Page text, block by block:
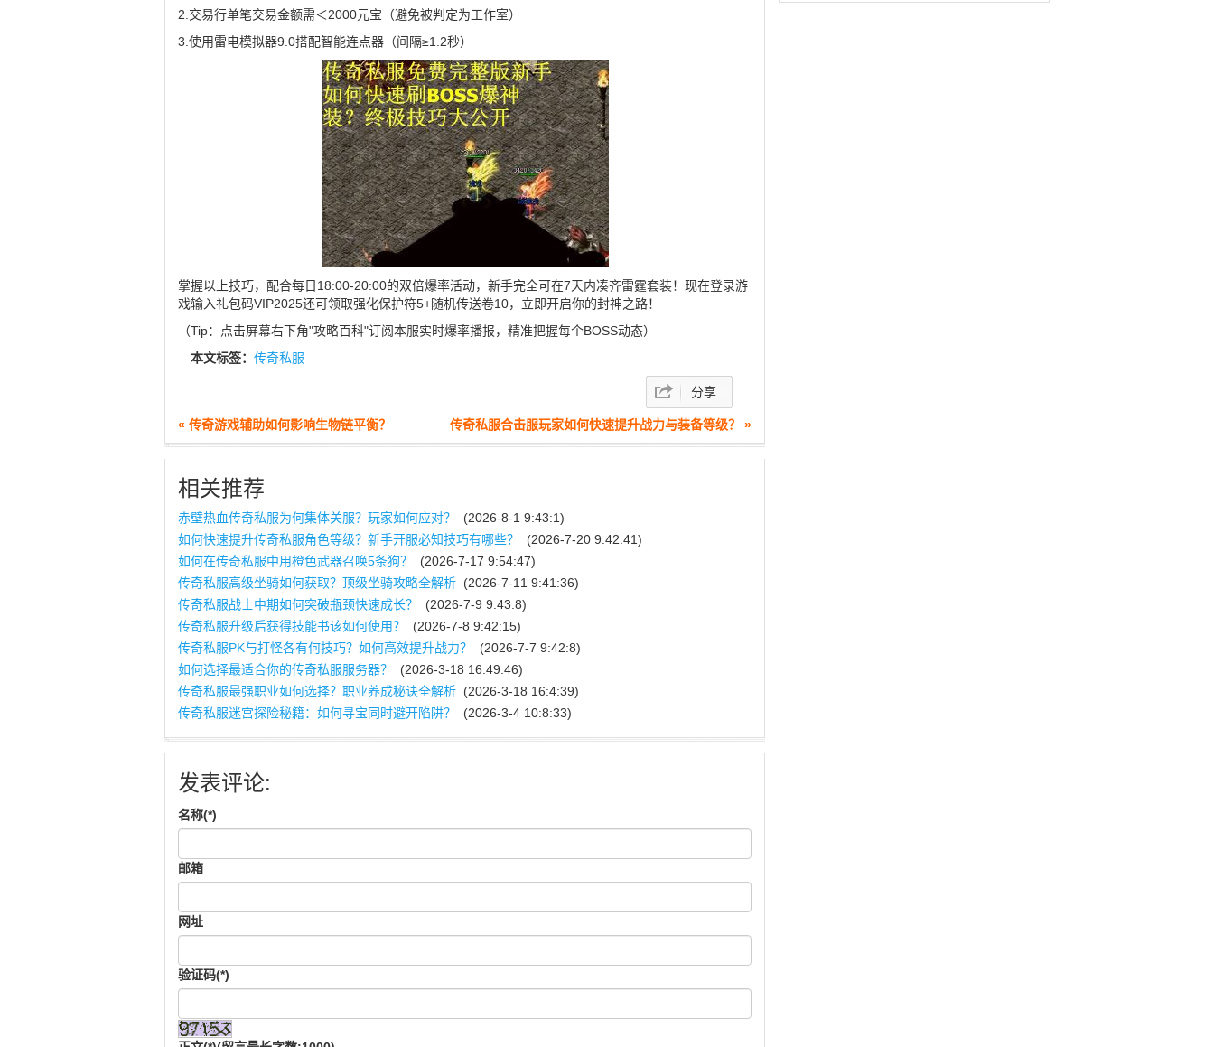
2.交易行单笔交易金额需＜2000元宝（避免被判定为工作室）
3.使用雷电模拟器9.0搭配智能连点器（间隔≥1.2秒）
掌握以上技巧，配合每日18:00-20:00的双倍爆率活动，新手完全可在7天内凑齐雷霆套装！现在登录游
戏输入礼包码VIP2025还可领取强化保护符5+随机传送卷10，立即开启你的封神之路！
（Tip：点击屏幕右下角"攻略百科"订阅本服实时爆率播报，精准把握每个BOSS动态）
本文标签： 传奇私服
分享
« 传奇游戏辅助如何影响生物链平衡？ 传奇私服合击服玩家如何快速提升战力与装备等级？ »
相关推荐
赤壁热血传奇私服为何集体关服？玩家如何应对？
(2026-8-1 9:43:1)
如何快速提升传奇私服角色等级？新手开服必知技巧有哪些？
(2026-7-20 9:42:41)
如何在传奇私服中用橙色武器召唤5条狗？
(2026-7-17 9:54:47)
传奇私服高级坐骑如何获取？顶级坐骑攻略全解析 (2026-7-11 9:41:36)
传奇私服战士中期如何突破瓶颈快速成长？
(2026-7-9 9:43:8)
传奇私服升级后获得技能书该如何使用？
(2026-7-8 9:42:15)
传奇私服PK与打怪各有何技巧？如何高效提升战力？
(2026-7-7 9:42:8)
如何选择最适合你的传奇私服服务器？
(2026-3-18 16:49:46)
传奇私服最强职业如何选择？职业养成秘诀全解析 (2026-3-18 16:4:39)
传奇私服迷宫探险秘籍：如何寻宝同时避开陷阱？
(2026-3-4 10:8:33)
发表评论:
名称(*)
邮箱
网址
验证码(*)